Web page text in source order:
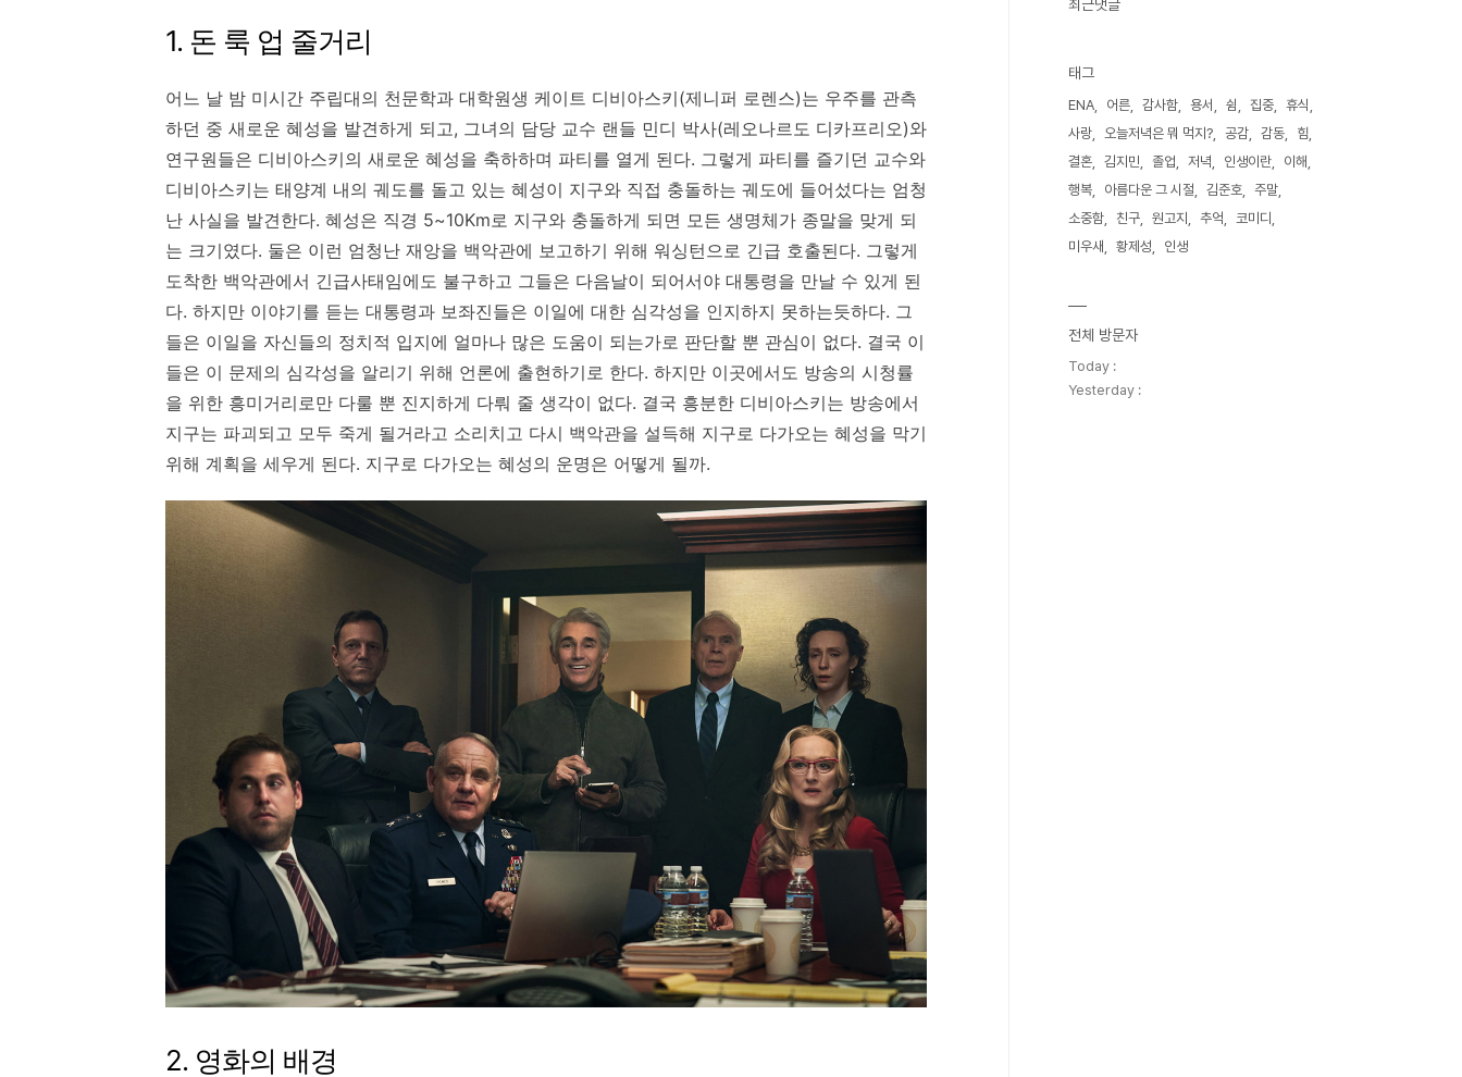
1. 돈 룩 업 줄거리
어느 날 밤 미시간 주립대의 천문학과 대학원생 케이트 디비아스키(제니퍼 로렌스)는 우주를 관측
하던 중 새로운 혜성을 발견하게 되고, 그녀의 담당 교수 랜들 민디 박사(레오나르도 디카프리오)와
연구원들은 디비아스키의 새로운 혜성을 축하하며 파티를 열게 된다. 그렇게 파티를 즐기던 교수와
디비아스키는 태양계 내의 궤도를 돌고 있는 혜성이 지구와 직접 충돌하는 궤도에 들어섰다는 엄청
난 사실을 발견한다. 혜성은 직경 5~10Km로 지구와 충돌하게 되면 모든 생명체가 종말을 맞게 되
는 크기였다. 둘은 이런 엄청난 재앙을 백악관에 보고하기 위해 워싱턴으로 긴급 호출된다. 그렇게
도착한 백악관에서 긴급사태임에도 불구하고 그들은 다음날이 되어서야 대통령을 만날 수 있게 된
다. 하지만 이야기를 듣는 대통령과 보좌진들은 이일에 대한 심각성을 인지하지 못하는듯하다. 그
들은 이일을 자신들의 정치적 입지에 얼마나 많은 도움이 되는가로 판단할 뿐 관심이 없다. 결국 이
들은 이 문제의 심각성을 알리기 위해 언론에 출현하기로 한다. 하지만 이곳에서도 방송의 시청률
을 위한 흥미거리로만 다룰 뿐 진지하게 다뤄 줄 생각이 없다. 결국 흥분한 디비아스키는 방송에서
지구는 파괴되고 모두 죽게 될거라고 소리치고 다시 백악관을 설득해 지구로 다가오는 혜성을 막기
위해 계획을 세우게 된다. 지구로 다가오는 혜성의 운명은 어떻게 될까.
2. 영화의 배경
최근댓글
태그
ENA 어른 감사함 용서 쉼 집중
휴식
사랑
오늘저녁은 뭐 먹지? 공감 감동
힘
결혼
김지민 졸업 저녁 인생이란
이해
행복
아름다운 그 시절 김준호
주말
소중함
친구 원고지 추억
코미디
미우새
황제성 인생
전체 방문자
Today :
Yesterday :